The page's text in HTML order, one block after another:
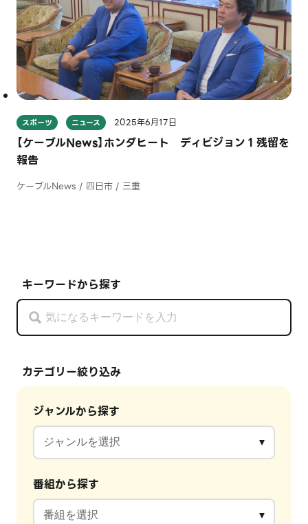
キーワードから探す
カテゴリー絞り込み
ジャンルから探す
番組から探す
スポーツ ニュース 2025年6月17日
【ケーブルNews】ホンダヒート ディビジョン１残留を
報告
ケーブルNews / 四日市 / 三重